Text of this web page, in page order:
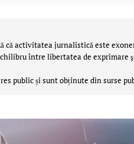
că activitatea jurnalistică este
între libertatea de exprimare
public și sunt obținute din surse